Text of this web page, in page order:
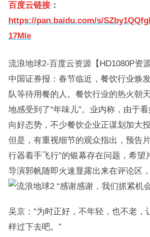
百度云链接：
https://pan.baidu.com/s/
17Mle
流浪地球2-百度云资源【HD1080P资源
中国证券报：春节临近，餐饮行业焕
队等待用餐的人。餐饮行业的热火朝
地感受到了“年味儿”。业内称，由于
向好态势，不少餐饮企业正谋划加大
但是，有重视细节的观众指出，预告
行器着手飞行”的银幕存在问题，希望
导演郭帆随即火速显露出来在评论区
“感谢感谢，我们抓紧机
吴京：“为时正好，不年轻，也不老，
样过下去吧。”